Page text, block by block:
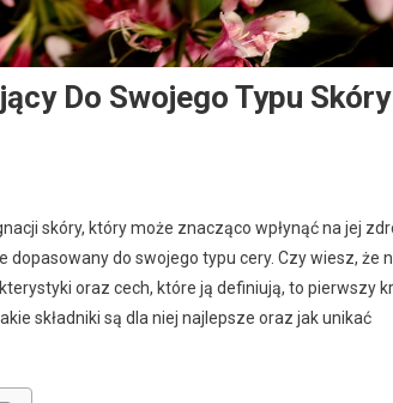
Do Swojego Typu Skóry
skóry, który może znacząco wpłynąć na jej
do swojego typu cery. Czy wiesz, że
oraz cech, które ją definiują, to pierwszy
składniki są dla niej najlepsze oraz jak unikać